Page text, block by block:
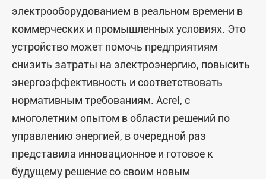
электрооборудованием в реальном времени в
коммерческих и промышленных условиях. Это
устройство может помочь предприятиям
снизить затраты на электроэнергию, повысить
энергоэффективность и соответствовать
нормативным требованиям. Acrel, с
многолетним опытом в области решений по
управлению энергией, в очередной раз
представила инновационное и готовое к
будущему решение со своим новым